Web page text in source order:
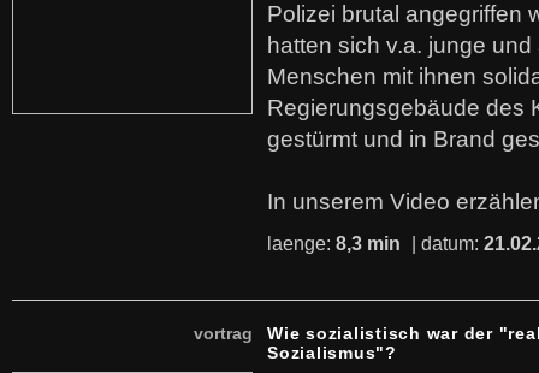
Polizei brutal angegriffen
hatten sich v.a. junge
Menschen mit ihnen
Regierungsgebäude des
gestürmt und in Brand
In unserem Video
laenge: 8,3 min | datum:
vortrag
Wie sozialistisch war der
Sozialismus"?